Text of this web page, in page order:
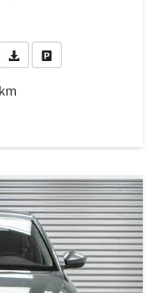
rufen Sie an
PDF-Datei, Fahrzeugexposé